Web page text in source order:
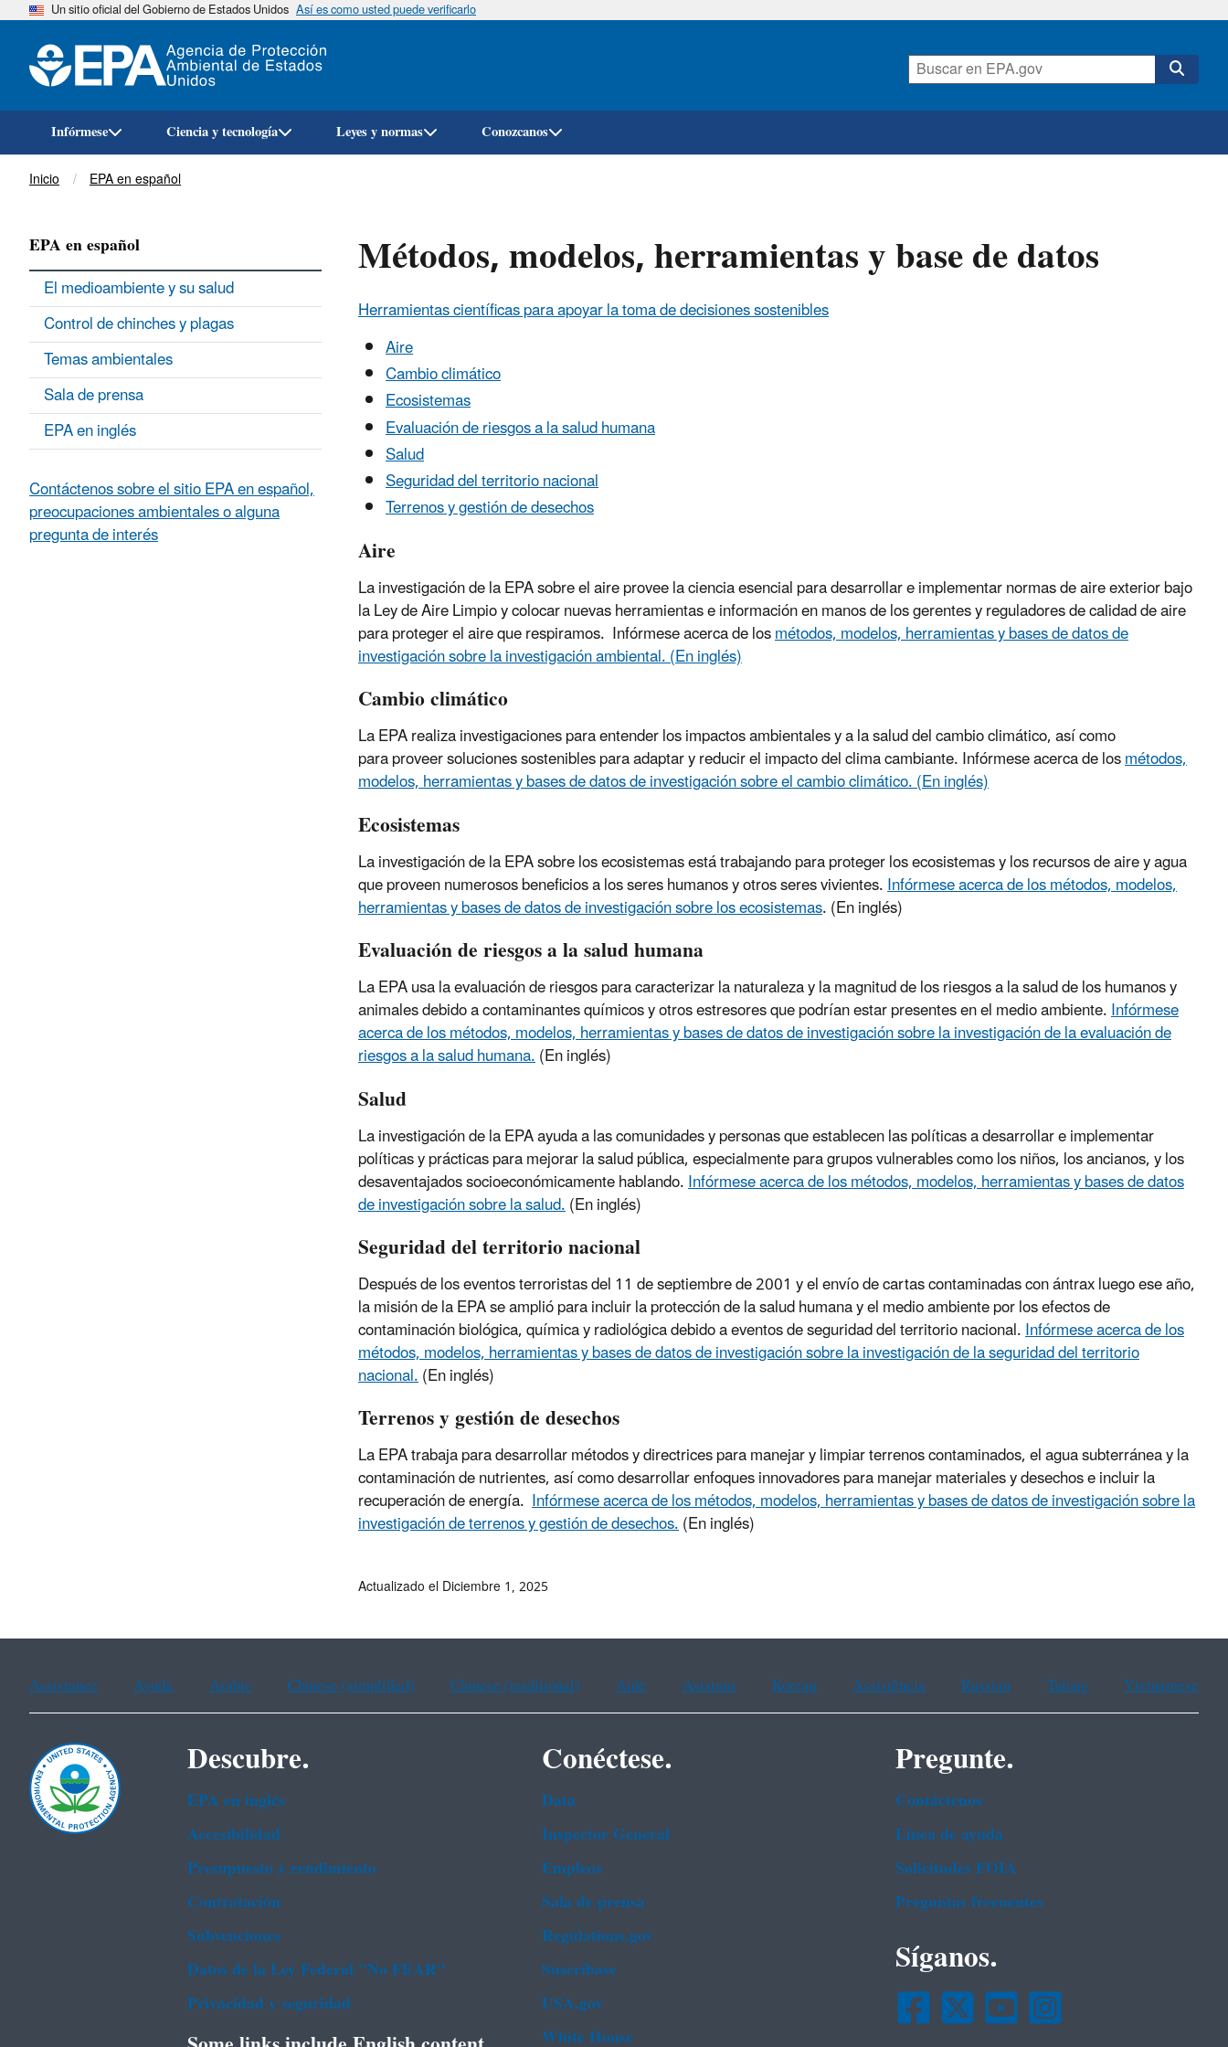
Pasar
Un sitio oficial del Gobierno de Estados Unidos Así es como usted puede verificarlo
Infórmese Ciencia y tecnología Leyes y normas Conozcanos
Breadcrumb
Inicio EPA en español
Métodos, modelos, herramientas y base de datos
Herramientas científicas para apoyar la toma de decisiones sostenibles
Aire
Cambio climático
Ecosistemas
Evaluación de riesgos a la salud humana
Salud
Seguridad del territorio nacional
Terrenos y gestión de desechos
Aire
La investigación de la EPA sobre el aire provee la ciencia esencial para desarrollar e implementar normas de aire exterior bajo
la Ley de Aire Limpio y colocar nuevas herramientas e información en manos de los gerentes y reguladores de calidad de aire
para proteger el aire que respiramos. Infórmese acerca de losmétodos, modelos, herramientas y bases de datos de
investigación sobre la investigación ambiental.(En inglés)
Cambio climático
La EPA realiza investigaciones para entender los impactos ambientales y a la salud del cambio climático, así como
para proveer soluciones sostenibles para adaptar y reducir el impacto del clima cambiante. Infórmese acerca de losmétodos,
modelos, herramientas y bases de datos de investigación sobre el cambio climático.(En inglés)
Ecosistemas
La investigación de la EPA sobre los ecosistemas está trabajando para proteger los ecosistemas y los recursos de aire y agua
que proveen numerosos beneficios a los seres humanos y otros seres vivientes.Infórmese acerca de los métodos, modelos,
herramientas y bases de datos de investigación sobre los ecosistemas.(En inglés)
Evaluación de riesgos a la salud humana
La EPA usa la evaluación de riesgos para caracterizar la naturaleza y la magnitud de los riesgos a la salud de los humanos y
animales debido a contaminantes químicos y otros estresores que podrían estar presentes en el medio ambiente.Infórmese
acerca de los métodos, modelos, herramientas y bases de datos de investigación sobre la investigación de la evaluación de
riesgos a la salud humana.(En inglés)
Salud
La investigación de la EPA ayuda a las comunidades y personas que establecen las políticas a desarrollar e implementar
políticas y prácticas para mejorar la salud pública, especialmente para grupos vulnerables como los niños, los ancianos, y los
desaventajados socioeconómicamente hablando.Infórmese acerca de los métodos, modelos, herramientas y bases de datos
de investigación sobre la salud.(En inglés)
Seguridad del territorio nacional
Después de los eventos terroristas del 11 de septiembre de 2001 y el envío de cartas contaminadas con ántrax luego ese año,
la misión de la EPA se amplió para incluir la protección de la salud humana y el medio ambiente por los efectos de
contaminación biológica, química y radiológica debido a eventos de seguridad del territorio nacional.Infórmese acerca de los
métodos, modelos, herramientas y bases de datos de investigación sobre la investigación de la seguridad del territorio
nacional.(En inglés)
Terrenos y gestión de desechos
La EPA trabaja para desarrollar métodos y directrices para manejar y limpiar terrenos contaminados, el agua subterránea y la
contaminación de nutrientes, así como desarrollar enfoques innovadores para manejar materiales y desechos e incluir la
recuperación de energía. Infórmese acerca de los métodos, modelos, herramientas y bases de datos de investigación sobre la
investigación de terrenos y gestión de desechos.(En inglés)
EPA en español
El medioambiente y su salud
Control de chinches y plagas
Temas ambientales
Sala de prensa
EPA en inglés
Contáctenos sobre el sitio EPA en español,
preocupaciones ambientales o alguna
pregunta de interés
Actualizado el Diciembre 1, 2025
Assistance Ayuda Arabic Chinese (simplified) Chinese (traditional) Aide Asistans Korean Assistência Russian Tulong Vietnamese
Descubre.
EPA en ingl‌és
Accesibilidad
Presupuesto y rendimiento
Contratación
Subvenciones
Datos de la Ley Federal "No FEAR"
Privacidad y seguridad
Conéctese.
Data
Inspector General
Empleos
Sala de prensa
Regulations.gov
Suscríbase
USA.gov
White House
Pregunte.
Contáctenos
Línea de ayuda
Solicitudes FOIA
Preguntas frecuentes
Síganos.